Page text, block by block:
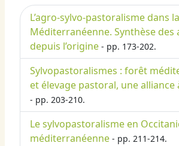
L’agro-sylvo-pastoralisme dans
Méditerranéenne. Synthèse des
depuis l’origine - pp. 173-202.
Sylvopastoralismes : forêt
et élevage pastoral, une
- pp. 203-210.
Le sylvopastoralisme en
méditerranéenne - pp. 211-214.